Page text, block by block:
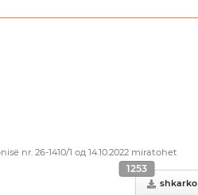
nr. 26-1410/1 од 14.10.2022 miratohet
shkarko
1253